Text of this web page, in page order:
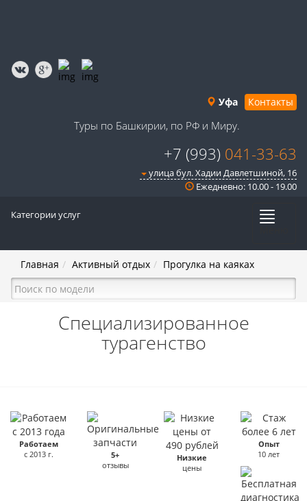
Уфа Контакты
Туры по Башкирии, по РФ и Миру.
+7 (993) 041-33-63
улица бул. Хадии Давлетшиной, 16
Ежедневно: 10.00 - 19.00
Категории услуг
Главная Активный отдых Прогулка на каяках
Специализированное
турагенство
Работаем
с 2013 г.
5+
отзывы
Низкие
цены
Опыт
10 лет